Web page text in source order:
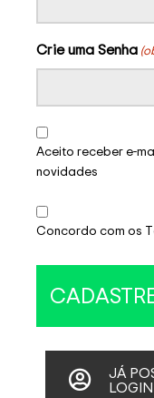
Crie uma Senha
Aceito receber e-
novidades
Concordo com os
JÁ
LOGIN